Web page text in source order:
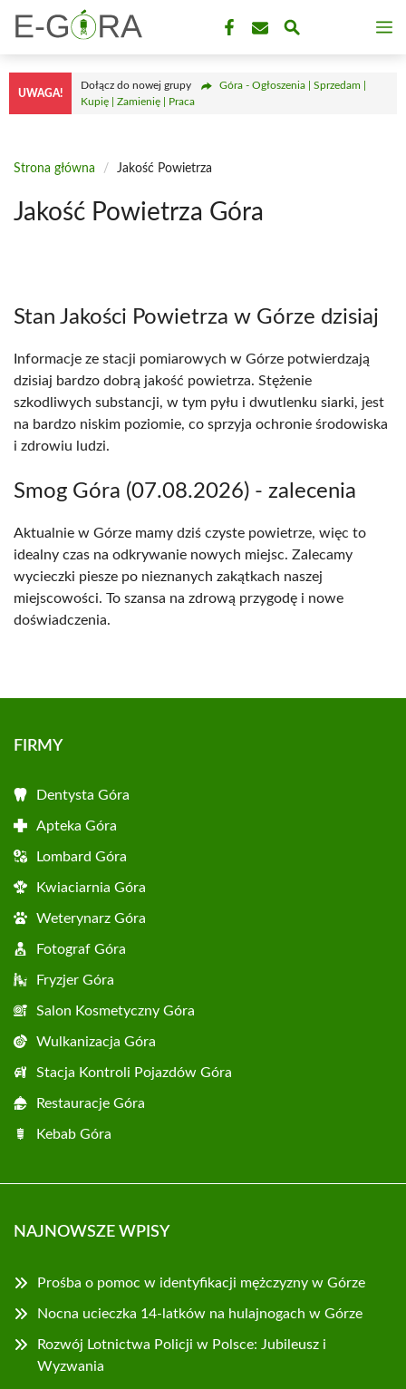
treści
UWAGA!
Dołącz do nowej grupy
Góra - Ogłoszenia | Sprzedam |
Kupię | Zamienię | Praca
Strona główna / Jakość Powietrza
Jakość Powietrza Góra
Stan Jakości Powietrza w Górze dzisiaj
Informacje ze stacji pomiarowych w Górze potwierdzają
dzisiaj bardzo dobrą jakość powietrza. Stężenie
szkodliwych substancji, w tym pyłu i dwutlenku siarki, jest
na bardzo niskim poziomie, co sprzyja ochronie środowiska
i zdrowiu ludzi.
Smog Góra (07.08.2026) - zalecenia
Aktualnie w Górze mamy dziś czyste powietrze, więc to
idealny czas na odkrywanie nowych miejsc. Zalecamy
wycieczki piesze po nieznanych zakątkach naszej
miejscowości. To szansa na zdrową przygodę i nowe
doświadczenia.
FIRMY
Dentysta Góra
Apteka Góra
Lombard Góra
Kwiaciarnia Góra
Weterynarz Góra
Fotograf Góra
Fryzjer Góra
Salon Kosmetyczny Góra
Wulkanizacja Góra
Stacja Kontroli Pojazdów Góra
Restauracje Góra
Kebab Góra
NAJNOWSZE WPISY
Prośba o pomoc w identyfikacji mężczyzny w Górze
Nocna ucieczka 14-latków na hulajnogach w Górze
Rozwój Lotnictwa Policji w Polsce: Jubileusz i
Wyzwania